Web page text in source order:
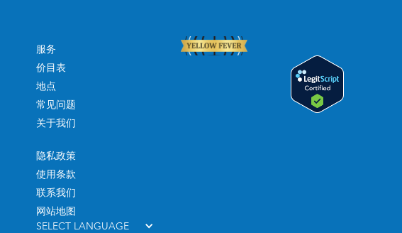
服务
价目表
地点
常见问题
关于我们
隐私政策
使用条款
联系我们
网站地图
SELECT LANGUAGE